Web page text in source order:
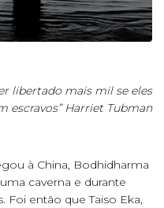
libertado mais mil se eles
escravos” Harriet Tubman
à China, Bodhidharma
caverna e durante
Foi então que Taiso Eka,